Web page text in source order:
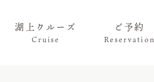
湖上クルーズ
Cruise
ご予約
Reservation